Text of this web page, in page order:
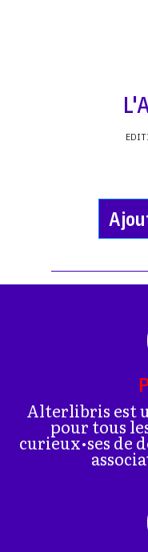
Alterlibris est
pour tous
curieux•ses de